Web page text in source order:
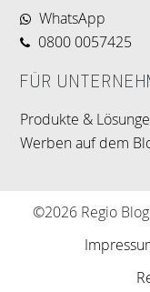
WhatsApp
0800 0057425
FÜR
Produkte &
Werben auf dem
©2026 Regio